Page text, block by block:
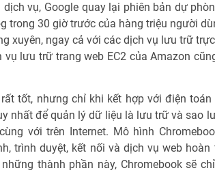
vụ, Google quay lại phiên bản dự
trong 30 giờ trước của hàng triệu người
xuyên, ngay cả với các dịch vụ lưu trữ
vụ lưu trữ trang web EC2 của Amazon
tốt, nhưng chỉ khi kết hợp với điện toán
nhất để quản lý dữ liệu là lưu trữ và sao
với trên Internet. Mô hình
trình duyệt, kết nối và dịch vụ web hoàn
thành phần này, Chromebook sẽ